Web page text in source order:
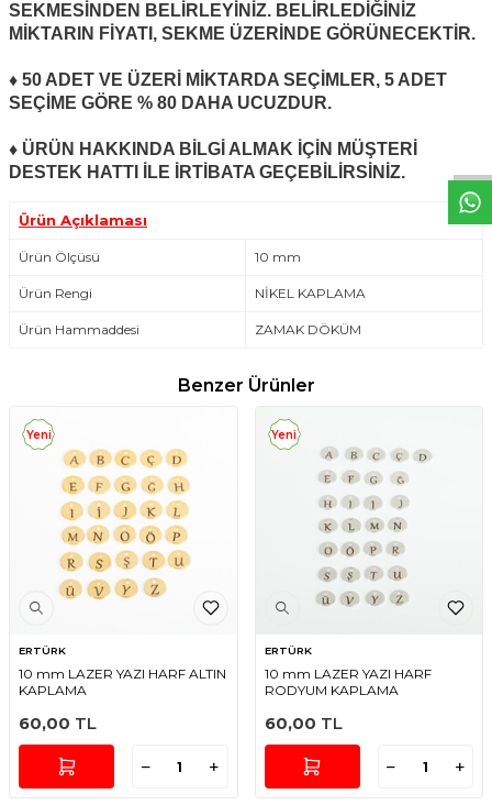
SEKMESİNDEN BELİRLEYİNİZ. BELİRLEDİĞİNİZ
MİKTARIN FİYATI, SEKME ÜZERİNDE GÖRÜNECEKTİR.
♦ 50 ADET VE ÜZERİ MİKTARDA SEÇİMLER, 5 ADET
SEÇİME GÖRE % 80 DAHA UCUZDUR.
♦ ÜRÜN HAKKINDA BİLGİ ALMAK İÇİN MÜŞTERİ
DESTEK HATTI İLE İRTİBATA GEÇEBİLİRSİNİZ.
Ürün Açıklaması
Ürün Ölçüsü 10 mm
Ürün Rengi NİKEL KAPLAMA
Ürün Hammaddesi ZAMAK DÖKÜM
Benzer Ürünler
Yeni
ERTÜRK
10 mm LAZER YAZI HARF ALTIN
KAPLAMA
60,00 TL
Yeni
ERTÜRK
10 mm LAZER YAZI HARF
RODYUM KAPLAMA
60,00 TL